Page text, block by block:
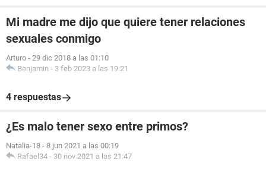
Mi madre me dijo que quiere tener relaciones
sexuales conmigo
Arturo - 29 dic 2018 a las 01:10
Benjamin - 3 feb 2023 a las 19:21
4 respuestas
¿Es malo tener sexo entre primos?
Natalia-18 - 8 jun 2021 a las 00:19
Rafael34 - 30 nov 2021 a las 21:47